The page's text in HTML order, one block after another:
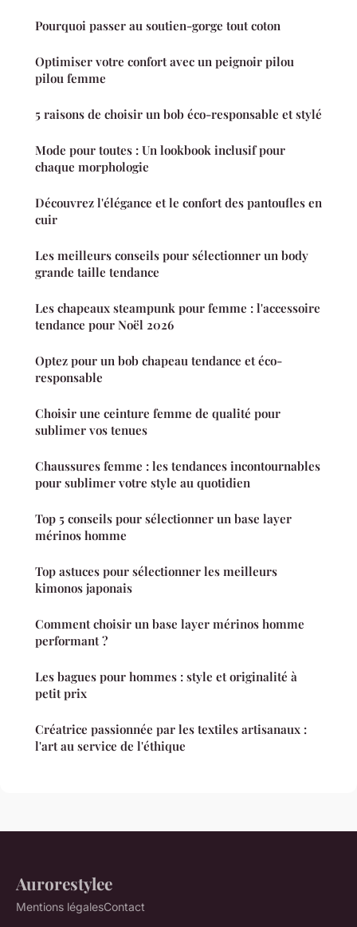
Pourquoi passer au soutien-gorge tout coton
Optimiser votre confort avec un peignoir pilou
pilou femme
5 raisons de choisir un bob éco-responsable et stylé
Mode pour toutes : Un lookbook inclusif pour
chaque morphologie
Découvrez l'élégance et le confort des pantoufles en
cuir
Les meilleurs conseils pour sélectionner un body
grande taille tendance
Les chapeaux steampunk pour femme : l'accessoire
tendance pour Noël 2026
Optez pour un bob chapeau tendance et éco-
responsable
Choisir une ceinture femme de qualité pour
sublimer vos tenues
Chaussures femme : les tendances incontournables
pour sublimer votre style au quotidien
Top 5 conseils pour sélectionner un base layer
mérinos homme
Top astuces pour sélectionner les meilleurs
kimonos japonais
Comment choisir un base layer mérinos homme
performant ?
Les bagues pour hommes : style et originalité à
petit prix
Créatrice passionnée par les textiles artisanaux :
l'art au service de l'éthique
Aurorestylee
Mentions légalesContact